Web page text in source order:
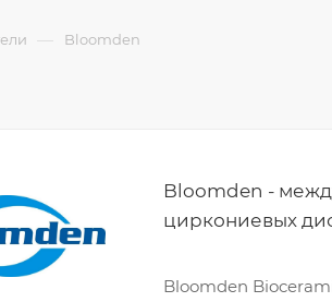
— Bloomden
Bloomden -
циркониевых
Bloomden